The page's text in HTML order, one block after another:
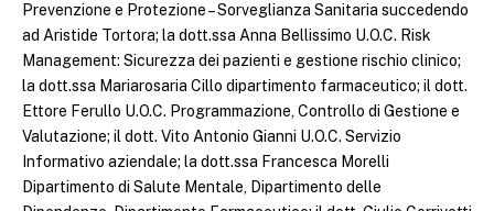
Prevenzione e Protezione – Sorveglianza Sanitaria succedendo
ad Aristide Tortora; la dott.ssa Anna Bellissimo U.O.C. Risk
Management: Sicurezza dei pazienti e gestione rischio clinico;
la dott.ssa Mariarosaria Cillo dipartimento farmaceutico; il dott.
Ettore Ferullo U.O.C. Programmazione, Controllo di Gestione e
Valutazione; il dott. Vito Antonio Gianni U.O.C. Servizio
Informativo aziendale; la dott.ssa Francesca Morelli
Dipartimento di Salute Mentale, Dipartimento delle